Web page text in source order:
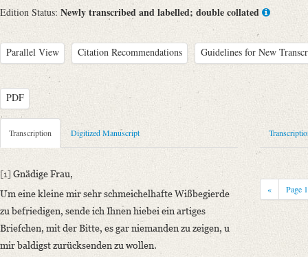
Edition Status: Newly transcribed and labelled; double collated
Parallel View Citation Recommendations Guidelines for New
PDF
Metadata Concerning Header
Sender: August Wilhelm von Schlegel
Recipient: Auguste Luise Adolfine von Flotow
Place of Destination: Bonn
Date: [Frühjahr, zwischen 1837 und 1843]
Notations: Absende- und Empfangsort erschlossen. – Datierung:
Transcription Digitized Manuscript
[1] Gnädige Frau,
Um eine kleine mir sehr schmeichelhafte Wißbegierde
zu befriedigen, sende ich Ihnen hiebei ein artiges
Briefchen, mit der Bitte, es gar niemanden zu zeigen, u
mir baldigst zurücksenden zu wollen.
« Page 1